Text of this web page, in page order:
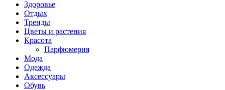
Здоровье
Отдых
Тренды
Цветы и растения
Красота
Парфюмерия
Мода
Одежда
Аксессуары
Обувь